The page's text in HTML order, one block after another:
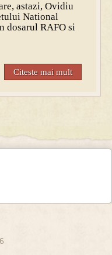
astazi, Ovidiu
National
dosarul RAFO si
Citeste mai mult